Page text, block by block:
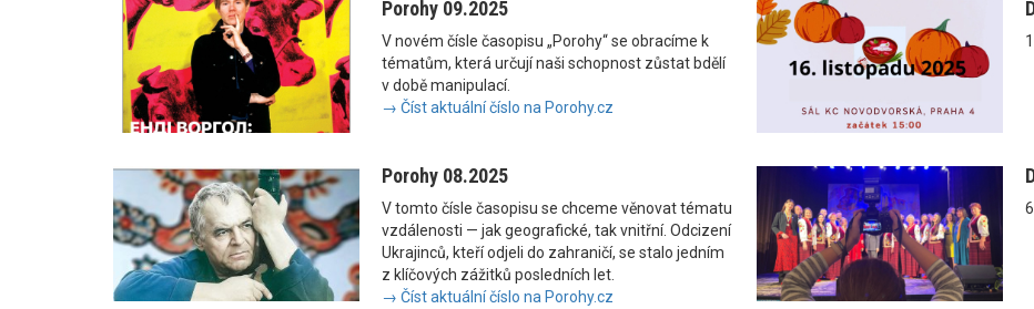
Porohy 09.2025
V novém čísle časopisu „Porohy“ se obracíme k
tématům, která určují naši schopnost zůstat bdělí
v době manipulací.
→ Číst aktuální číslo na Porohy.cz
Porohy 08.2025
V tomto čísle časopisu se chceme věnovat tématu
vzdálenosti — jak geografické, tak vnitřní. Odcizení
Ukrajinců, kteří odjeli do zahraničí, se stalo jedním
z klíčových zážitků posledních let.
→ Číst aktuální číslo na Porohy.cz